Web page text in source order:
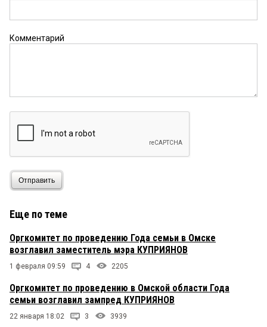
Комментарий
Отправить
Еще по теме
Оргкомитет по проведению Года семьи в Омске
возглавил заместитель мэра КУПРИЯНОВ
1 февраля 09:59 4 2205
Оргкомитет по проведению в Омской области Года
семьи возглавил зампред КУПРИЯНОВ
22 января 18:02 3 3939